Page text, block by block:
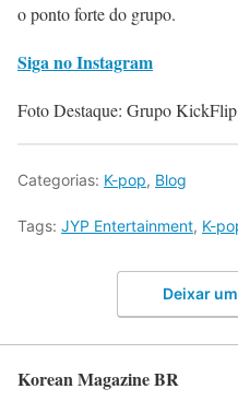
o ponto forte do grupo.
Siga no Instagram
Foto Destaque: Grupo
Categorias: K-pop, Blog
Tags: JYP Entertainment, K-
Deixar
Korean Magazine BR